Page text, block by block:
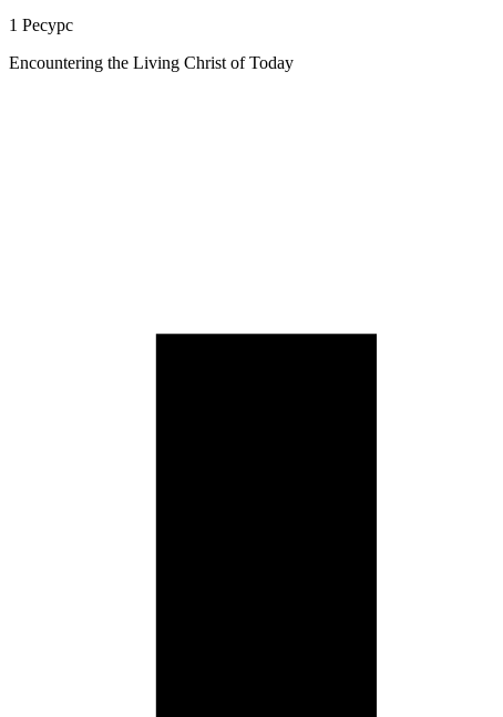
1 Ресурс
Encountering the Living Christ of Today